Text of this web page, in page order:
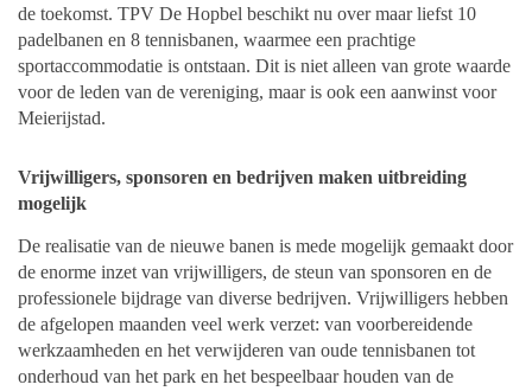
de toekomst. TPV De Hopbel beschikt nu over maar liefst 10
padelbanen en 8 tennisbanen, waarmee een prachtige
sportaccommodatie is ontstaan. Dit is niet alleen van grote waarde
voor de leden van de vereniging, maar is ook een aanwinst voor
Meierijstad.
Vrijwilligers, sponsoren en bedrijven maken uitbreiding
mogelijk
De realisatie van de nieuwe banen is mede mogelijk gemaakt door
de enorme inzet van vrijwilligers, de steun van sponsoren en de
professionele bijdrage van diverse bedrijven. Vrijwilligers hebben
de afgelopen maanden veel werk verzet: van voorbereidende
werkzaamheden en het verwijderen van oude tennisbanen tot
onderhoud van het park en het bespeelbaar houden van de